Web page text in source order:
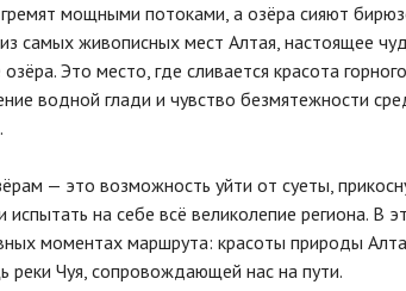
мощными потоками, а озёра сияют
самых живописных мест Алтая, настоящее
Это место, где сливается красота горного
водной глади и чувство безмятежности
— это возможность уйти от суеты,
на себе всё великолепие региона. В
моментах маршрута: красоты природы
реки Чуя, сопровождающей нас на пути.